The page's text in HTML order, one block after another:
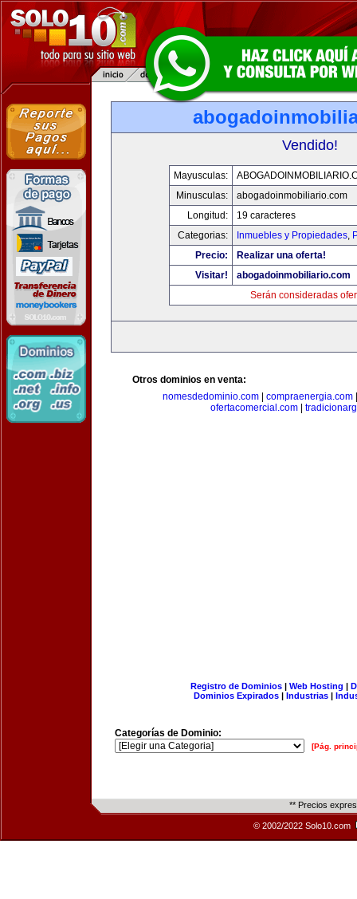
Vendido!
Mayusculas:
Minusculas:
abogadoinmobiliario.com
Longitud:
19 caracteres
Categorias:
Inmuebles y Propiedades,
Precio:
Realizar una oferta!
Visitar!
abogadoinmobiliario.com
Serán consideradas
Otros dominios en venta:
nomesdedominio.com| compraenergia.com
ofertacomercial.com
Registro de Dominios| Web Hosting |
Dominios Expirados | Industrias |
Categorías de Dominio:
[Pág.
** Precios
© 2002/2022 Solo10.com